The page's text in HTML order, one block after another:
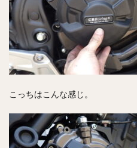
こっちはこんな感じ。